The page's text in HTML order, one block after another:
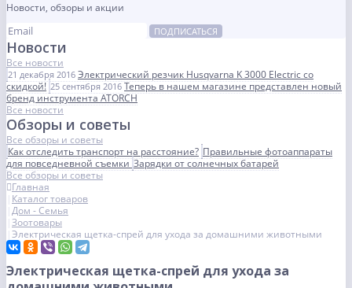
Новости, обзоры и акции
ПОДПИСАТЬСЯ
Новости
Все новости
21 декабря 2016 Электрический резчик Husqvarna K 3000 Electric со
скидкой! 25 сентября 2016 Теперь в нашем магазине представлен новый
бренд инструмента ATORCH
Все новости
Обзоры и советы
Все обзоры и советы
Как отследить транспорт на расстояние? Правильные фотоаппараты
для повседневной съемкиЗарядки от солнечных батарей
Все обзоры и советы
Главная
Каталог товаров
Дом - Семья
Зоотовары
Электрическая щетка-спрей для ухода за домашними животными
Электрическая щетка-спрей для ухода за